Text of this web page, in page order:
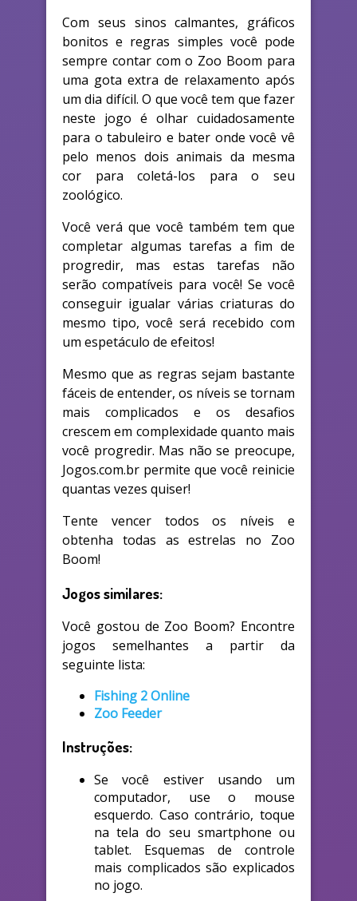
Com seus sinos calmantes, gráficos
bonitos e regras simples você pode
sempre contar com o Zoo Boom para
uma gota extra de relaxamento após
um dia difícil. O que você tem que fazer
neste jogo é olhar cuidadosamente
para o tabuleiro e bater onde você vê
pelo menos dois animais da mesma
cor para coletá-los para o seu
zoológico.
Você verá que você também tem que
completar algumas tarefas a fim de
progredir, mas estas tarefas não
serão compatíveis para você! Se você
conseguir igualar várias criaturas do
mesmo tipo, você será recebido com
um espetáculo de efeitos!
Mesmo que as regras sejam bastante
fáceis de entender, os níveis se tornam
mais complicados e os desafios
crescem em complexidade quanto mais
você progredir. Mas não se preocupe,
Jogos.com.br permite que você reinicie
quantas vezes quiser!
Tente vencer todos os níveis e
obtenha todas as estrelas no Zoo
Boom!
Jogos similares:
Você gostou de Zoo Boom? Encontre
jogos semelhantes a partir da
seguinte lista:
Fishing 2 Online
Zoo Feeder
Instruções:
Se você estiver usando um
computador, use o mouse
esquerdo. Caso contrário, toque
na tela do seu smartphone ou
tablet. Esquemas de controle
mais complicados são explicados
no jogo.